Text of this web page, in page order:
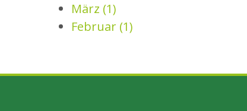
März (1)
Februar (1)